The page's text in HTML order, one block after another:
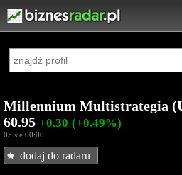
Millennium Multistrategia
60.95 +0.30 (+0.49%)
05 sie 00:00
dodaj do radaru